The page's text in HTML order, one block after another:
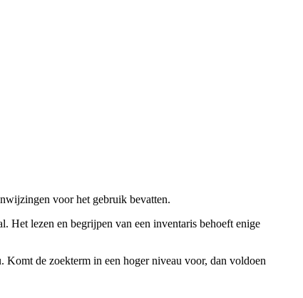
voor het gebruik bevatten.
Het lezen en begrijpen van een inventaris behoeft enige
de zoekterm in een hoger niveau voor, dan voldoen